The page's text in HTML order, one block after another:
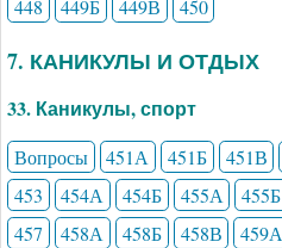
448 449Б 449В 450
7. КАНИКУЛЫ И ОТДЫХ
33. Каникулы, спорт
Вопросы 451А 451Б 451В
453
454А 454Б 455А 455Б
457
458А 458Б 458В 459А